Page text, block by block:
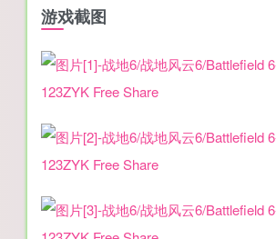
游戏截图